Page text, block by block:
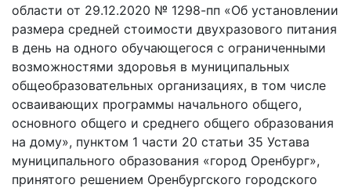
области от 29.12.2020 № 1298-пп «Об установлении
размера средней стоимости двухразового питания
в день на одного обучающегося с ограниченными
возможностями здоровья в муниципальных
общеобразовательных организациях, в том числе
осваивающих программы начального общего,
основного общего и среднего общего образования
на дому», пунктом 1 части 20 статьи 35 Устава
муниципального образования «город Оренбург»,
принятого решением Оренбургского городского